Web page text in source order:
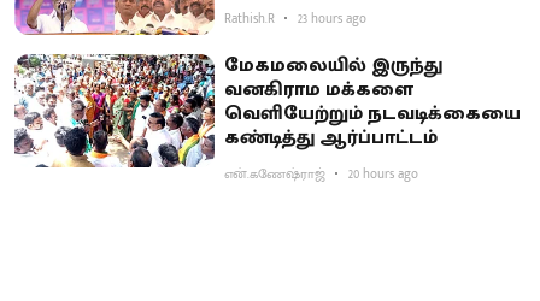
Rathish.R 23 hours ago
மேகமலையில் இருந்து
வனகிராம மக்களை
வெளியேற்றும் நடவடிக்கையை
கண்டித்து ஆர்ப்பாட்டம்
என்.கணேஷ்ராஜ் 20 hours ago